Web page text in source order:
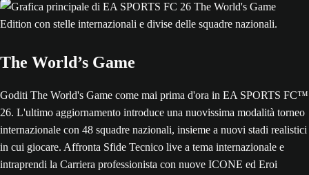
The World’s Game
Goditi The World's Game come mai prima d'ora in EA SPORTS FC™
26. L'ultimo aggiornamento introduce una nuovissima modalità torneo
internazionale con 48 squadre nazionali, insieme a nuovi stadi realistici
in cui giocare. Affronta Sfide Tecnico live a tema internazionale e
intraprendi la Carriera professionista con nuove ICONE ed Eroi